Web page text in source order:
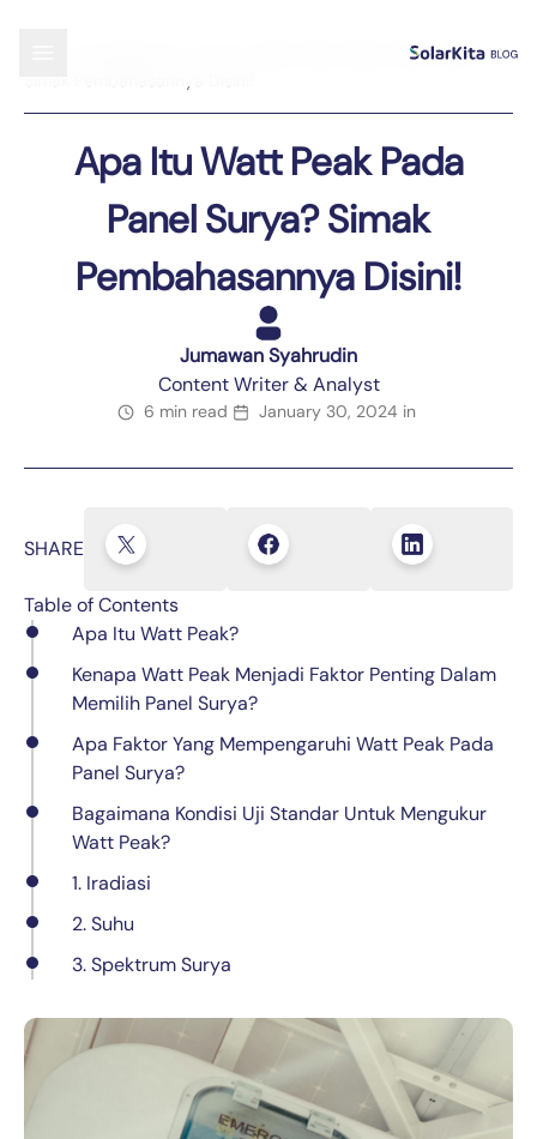
Apa Itu Watt Peak Pada Panel Surya?
Apa Itu Watt Peak Pada
Panel Surya? Simak
Pembahasannya Disini!
Jumawan Syahrudin
Content Writer & Analyst
6 min read January 30, 2024 in
SHARE
Table of Contents
Apa Itu Watt Peak?
Kenapa Watt Peak Menjadi Faktor Penting Dalam
Memilih Panel Surya?
Apa Faktor Yang Mempengaruhi Watt Peak Pada
Panel Surya?
Bagaimana Kondisi Uji Standar Untuk Mengukur
Watt Peak?
1. Iradiasi
2. Suhu
3. Spektrum Surya